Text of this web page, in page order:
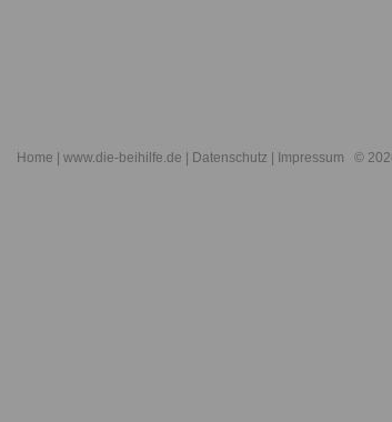
Home | www.die-beihilfe.de | Datenschutz Impressum ©